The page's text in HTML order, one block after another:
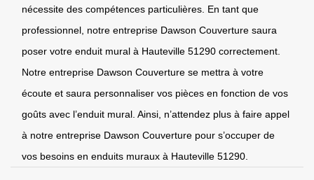
nécessite des compétences particulières. En tant que
professionnel, notre entreprise Dawson Couverture saura
poser votre enduit mural à Hauteville 51290 correctement.
Notre entreprise Dawson Couverture se mettra à votre
écoute et saura personnaliser vos pièces en fonction de vos
goûts avec l’enduit mural. Ainsi, n’attendez plus à faire appel
à notre entreprise Dawson Couverture pour s’occuper de
vos besoins en enduits muraux à Hauteville 51290.